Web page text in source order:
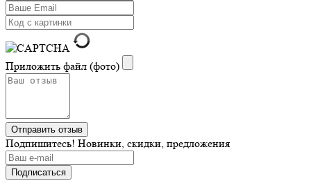
Приложить файл (фото)
Подпишитесь! Новинки, скидки, предложения